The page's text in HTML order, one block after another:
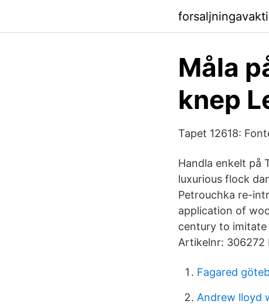
Måla
knep
Tapet 12618:
Handla enkelt på
luxurious flock
Petrouchka re-
application of
century to imitate
Artikelnr: 306272
Fagared
Andrew lloyd